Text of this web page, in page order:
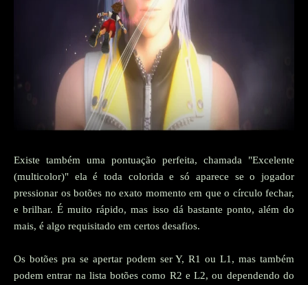
Existe também uma pontuação perfeita, chamada "Excelente
(multicolor)" ela é toda colorida e só aparece se o jogador
pressionar os botões no exato momento em que o círculo fechar,
e brilhar. É muito rápido, mas isso dá bastante ponto, além do
mais, é algo requisitado em certos desafios.
Os botões pra se apertar podem ser Y, R1 ou L1, mas também
podem entrar na lista botões como R2 e L2, ou dependendo do